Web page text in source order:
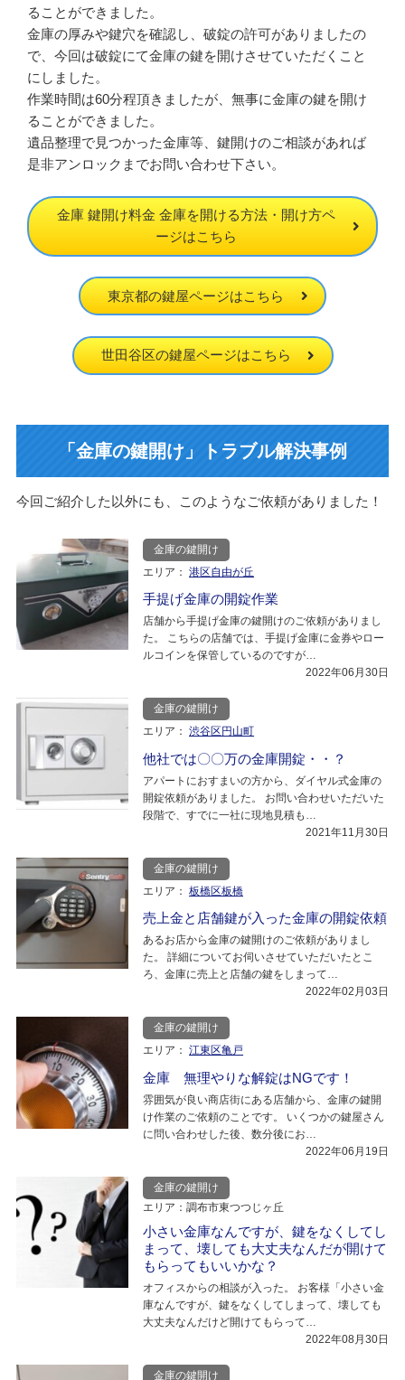
ることができました。
金庫の厚みや鍵穴を確認し、破錠の許可がありましたの
で、今回は破錠にて金庫の鍵を開けさせていただくこと
にしました。
作業時間は60分程頂きましたが、無事に金庫の鍵を開け
ることができました。
遺品整理で見つかった金庫等、鍵開けのご相談があれば
是非アンロックまでお問い合わせ下さい。
金庫 鍵開け料金 金庫を開ける方法・開け方ペ
ージはこちら
東京都の鍵屋ページはこちら
世田谷区の鍵屋ページはこちら
「金庫の鍵開け」トラブル解決事例
今回ご紹介した以外にも、このようなご依頼がありました！
金庫の鍵開け
エリア： 港区自由が丘
手提げ金庫の開錠作業
店舗から手提げ金庫の鍵開けのご依頼がありまし
た。 こちらの店舗では、手提げ金庫に金券やロー
ルコインを保管しているのですが…
2022年06月30日
金庫の鍵開け
エリア： 渋谷区円山町
他社では〇〇万の金庫開錠・・？
アパートにおすまいの方から、ダイヤル式金庫の
開錠依頼がありました。 お問い合わせいただいた
段階で、すでに一社に現地見積も…
2021年11月30日
金庫の鍵開け
エリア： 板橋区板橋
売上金と店舗鍵が入った金庫の開錠依頼
あるお店から金庫の鍵開けのご依頼がありまし
た。 詳細についてお伺いさせていただいたとこ
ろ、金庫に売上と店舗の鍵をしまって…
2022年02月03日
金庫の鍵開け
エリア： 江東区亀戸
金庫 無理やりな解錠はNGです！
雰囲気が良い商店街にある店舗から、金庫の鍵開
け作業のご依頼のことです。 いくつかの鍵屋さん
に問い合わせした後、数分後にお…
2022年06月19日
金庫の鍵開け
エリア：調布市東つつじヶ丘
小さい金庫なんですが、鍵をなくしてし
まって、壊しても大丈夫なんだが開けて
もらってもいいかな？
オフィスからの相談が入った。 お客様「小さい金
庫なんですが、鍵をなくしてしまって、壊しても
大丈夫なんだけど開けてもらって…
2022年08月30日
金庫の鍵開け